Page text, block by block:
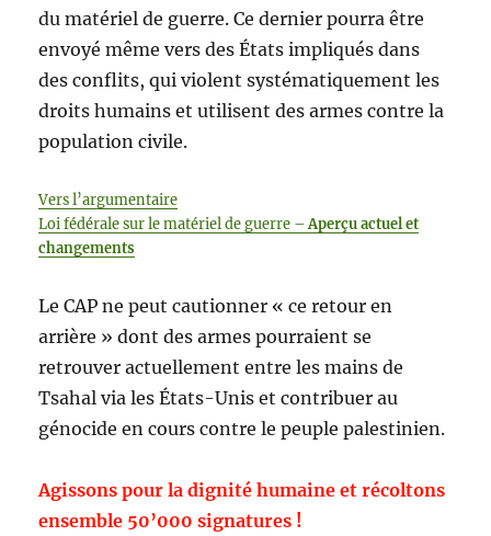
du matériel de guerre. Ce dernier pourra être
envoyé même vers des États impliqués dans
des conflits, qui violent systématiquement les
droits humains et utilisent des armes contre la
population civile.
Vers l’argumentaire
Loi fédérale sur le matériel de guerre – Aperçu actuel et
changements
Le CAP ne peut cautionner « ce retour en
arrière » dont des armes pourraient se
retrouver actuellement entre les mains de
Tsahal via les États-Unis et contribuer au
génocide en cours contre le peuple palestinien.
Agissons pour la dignité humaine et récoltons
ensemble 50’000 signatures !